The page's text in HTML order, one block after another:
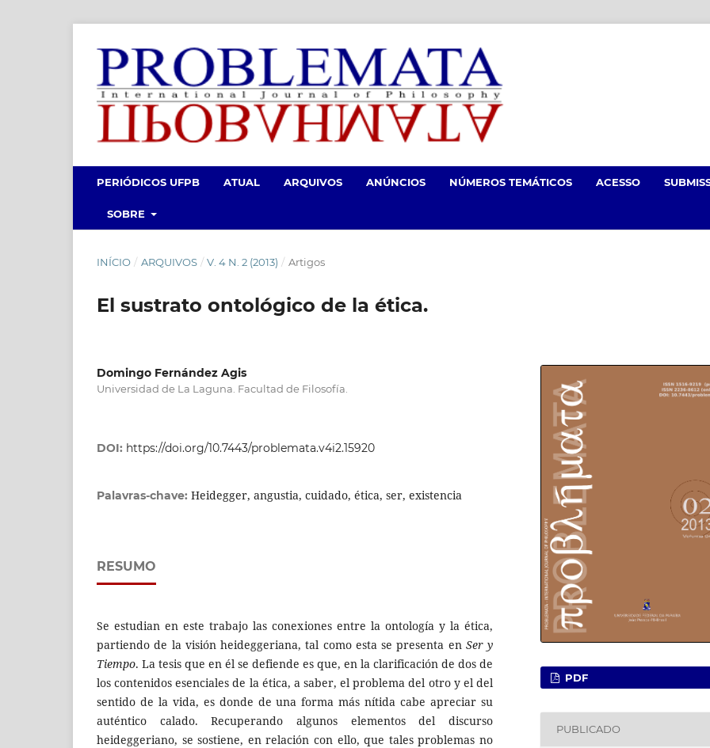
PERIÓDICOS UFPB ATUAL ARQUIVOS ANÚNCIOS NÚMEROS TEMÁTICOS ACESSO
SOBRE
INÍCIO / ARQUIVOS / V. 4 N. 2 (2013) / Artigos
El sustrato ontológico de la ética.
Domingo Fernández Agis
Universidad de La Laguna. Facultad de Filosofía.
DOI: https://doi.org/10.7443/problemata.v4i2.15920
Palavras-chave: Heidegger, angustia, cuidado, ética, ser, existencia
RESUMO
Se estudian en este trabajo las conexiones entre la ontología y la ética,
partiendo de la visión heideggeriana, tal como esta se presenta en Ser y
Tiempo. La tesis que en él se defiende es que, en la clarificación de dos de
los contenidos esenciales de la ética, a saber, el problema del otro y el del
sentido de la vida, es donde de una forma más nítida cabe apreciar su
auténtico calado. Recuperando algunos elementos del discurso
heideggeriano, se sostiene, en relación con ello, que tales problemas no
PDF
PUBLICADO